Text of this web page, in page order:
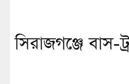
সিরাজগঞ্জে বাস-